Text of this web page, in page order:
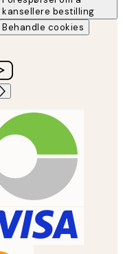
kansellere bestilling
Behandle cookies